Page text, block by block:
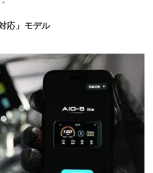
応」モデル